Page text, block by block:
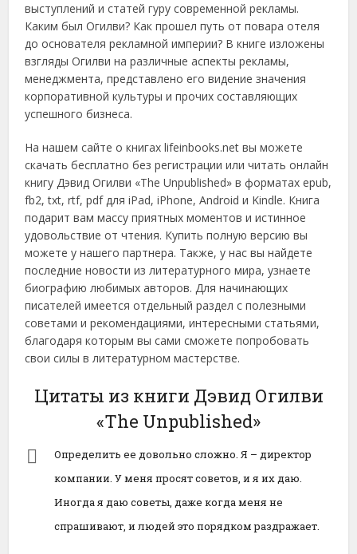
выступлений и статей гуру современной рекламы.
Каким был Огилви? Как прошел путь от повара отеля
до основателя рекламной империи? В книге изложены
взгляды Огилви на различные аспекты рекламы,
менеджмента, представлено его видение значения
корпоративной культуры и прочих составляющих
успешного бизнеса.
На нашем сайте о книгах lifeinbooks.net вы можете
скачать бесплатно без регистрации или читать онлайн
книгу Дэвид Огилви «The Unpublished» в форматах epub,
fb2, txt, rtf, pdf для iPad, iPhone, Android и Kindle. Книга
подарит вам массу приятных моментов и истинное
удовольствие от чтения. Купить полную версию вы
можете у нашего партнера. Также, у нас вы найдете
последние новости из литературного мира, узнаете
биографию любимых авторов. Для начинающих
писателей имеется отдельный раздел с полезными
советами и рекомендациями, интересными статьями,
благодаря которым вы сами сможете попробовать
свои силы в литературном мастерстве.
Цитаты из книги Дэвид Огилви
«The Unpublished»
Определить ее довольно сложно. Я – директор
компании. У меня просят советов, и я их даю.
Иногда я даю советы, даже когда меня не
спрашивают, и людей это порядком раздражает.